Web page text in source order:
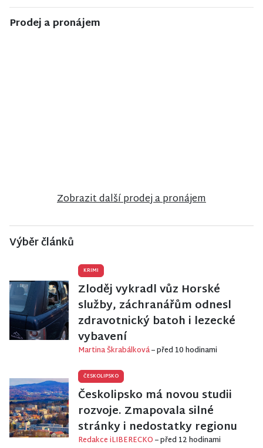
Prodej a pronájem
Zobrazit další prodej a pronájem
Výběr článků
KRIMI
Zloděj vykradl vůz Horské
služby, záchranářům odnesl
zdravotnický batoh i lezecké
vybavení
Martina Škrabálková– před 10 hodinami
ČESKOLIPSKO
Českolipsko má novou studii
rozvoje. Zmapovala silné
stránky i nedostatky regionu
Redakce iLIBERECKO– před 12 hodinami